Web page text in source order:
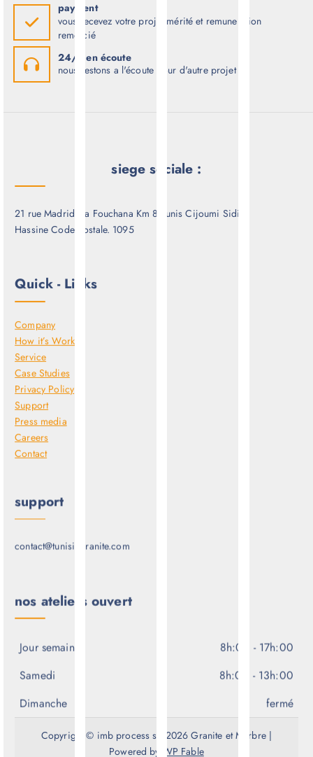
payment
vous recevez votre projet mérité et remuneration
remercié
24/7 en écoute
nous restons a l'écoute pour d'autre projet
siege sociale :
21 rue Madrid via Fouchana Km 8 Tunis Cijoumi Sidi
Hassine Code postale. 1095
Quick - Links
Company
How it’s Work
Service
Case Studies
Privacy Policy
Support
Press media
Careers
Contact
support
contact@tunisiegranite.com
nos ateliers ouvert
Jour semaine
8h:00 - 17h:00
Samedi
8h:00 - 13h:00
Dimanche
fermé
Copyright © imb process srl 2026 Granite et Marbre |
Powered by
WP Fable